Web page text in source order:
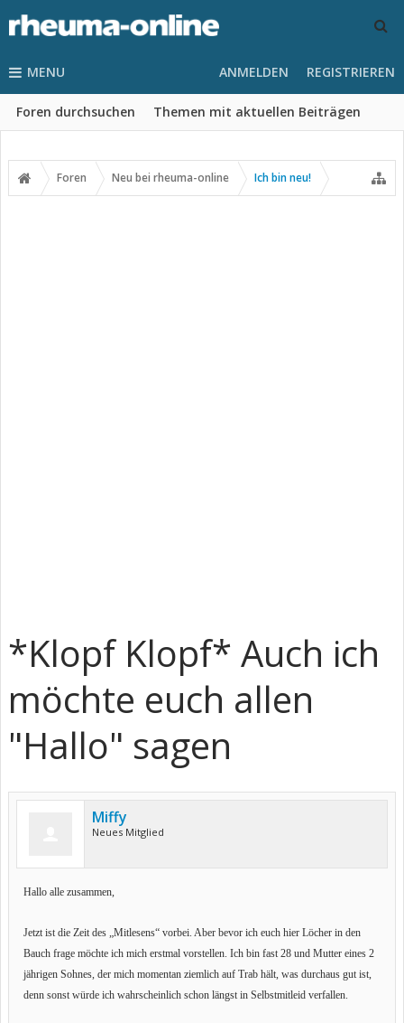
MENU
Foren durchsuchen Themen mit aktuellen Beiträgen
ANMELDEN REGISTRIEREN
Foren Neu bei rheuma-online Ich bin neu!
*Klopf Klopf* Auch ich
möchte euch allen
"Hallo" sagen
Miffy
Neues Mitglied
Hallo alle zusammen,
Jetzt ist die Zeit des „Mitlesens“ vorbei. Aber bevor ich euch hier Löcher in den
Bauch frage möchte ich mich erstmal vorstellen. Ich bin fast 28 und Mutter eines 2
jährigen Sohnes, der mich momentan ziemlich auf Trab hält, was durchaus gut ist,
denn sonst würde ich wahrscheinlich schon längst in Selbstmitleid verfallen.